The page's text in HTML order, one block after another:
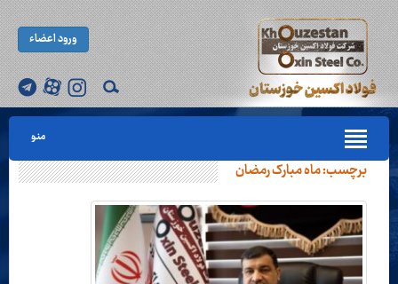
ورود اعضاء
منو
برچسب:ماه مبارک رمضان